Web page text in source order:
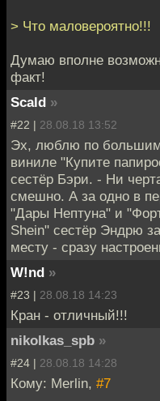
> Что маловероятно!!!
Думаю вполне
факт!
Scald »
#22 | 28.08.18 13:52
Эх, люблю по
виниле "Купите
сестёр Бэри. - Ни
смешно. А за одно в
"Дары Нептуна" и
Shein" сестёр Эндрю
месту - сразу
W!nd »
#23 | 28.08.18 14:23
Кран - отличный!!!
nikolkas_spb »
#24 | 28.08.18 14:28
Кому: Merlin, #7